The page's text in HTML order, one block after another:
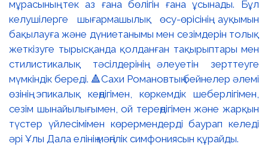
мұрасының тек аз ғана бөлігін ғана ұсынады. Бұл
келушілерге шығармашылық өсу-өрісінің ауқымын
бақылауға және дүниетанымы мен сезімдерін толық
жеткізуге тырысқанда қолданған тақырыптары мен
стилистикалық тәсілдерінің әлеуетін зерттеуге
мүмкіндік береді. 🔺Сахи Романовтың бейнелер әлемі
өзінің эпикалық кеңдігімен, көркемдік шеберлігімен,
сезім шынайылығымен, ой тереңдігімен және жарқын
түстер үйлесімімен көрермендерді баурап келеді
әрі Ұлы Дала елінің мәңгілік симфониясын құрайды.